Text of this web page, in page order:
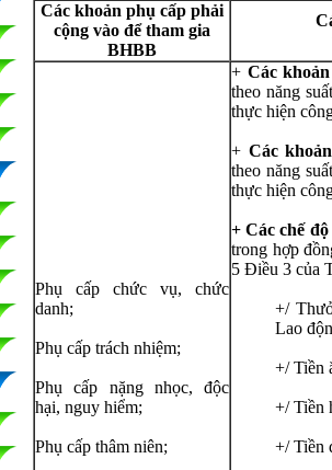
Các khoản phụ cấp phải
cộng vào để tham gia
BHBB
Phụ cấp chức vụ, chức
danh;
Phụ cấp trách nhiệm;
Phụ cấp nặng nhọc, độc
hại, nguy hiểm;
Phụ cấp thâm niên;
+ Các
theo năng
thực hiện
+ Các
theo năng
thực hiện
+ Các chế
trong hợp
5 Điều 3 của
+/
Lao
+/ Tiền
+/ Tiền
+/ Tiền